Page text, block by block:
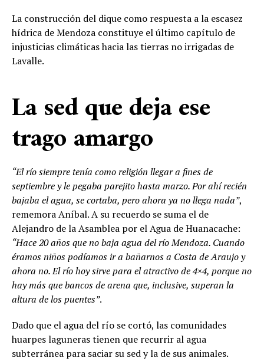
La construcción del dique como respuesta a la escasez
hídrica de Mendoza constituye el último capítulo de
injusticias climáticas hacia las tierras no irrigadas de
Lavalle.
La sed que deja ese
trago amargo
“El río siempre tenía como religión llegar a fines de
septiembre y le pegaba parejito hasta marzo. Por ahí recién
bajaba el agua, se cortaba, pero ahora ya no llega nada”,
rememora Aníbal. A su recuerdo se suma el de
Alejandro de la Asamblea por el Agua de Huanacache:
“Hace 20 años que no baja agua del río Mendoza. Cuando
éramos niños podíamos ir a bañarnos a Costa de Araujo y
ahora no. El río hoy sirve para el atractivo de 4×4, porque no
hay más que bancos de arena que, inclusive, superan la
altura de los puentes”.
Dado que el agua del río se cortó, las comunidades
huarpes laguneras tienen que recurrir al agua
subterránea para saciar su sed y la de sus animales.